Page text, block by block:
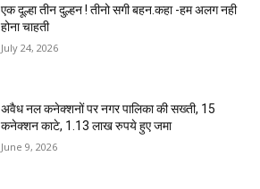
एक दूल्हा तीन दुल्हन ! तीनो सगी बहन.कहा -हम अलग नही
होना चाहती
July 24, 2026
अवैध नल कनेक्शनों पर नगर पालिका की सख्ती, 15
कनेक्शन काटे, 1.13 लाख रुपये हुए जमा
June 9, 2026